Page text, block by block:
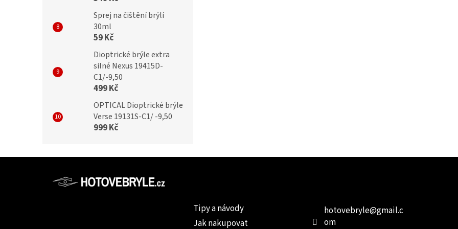
Sprej na čištění brýlí
30ml
59 Kč
Dioptrické brýle extra
silné Nexus 19415D-
C1/-9,50
499 Kč
OPTICAL Dioptrické brýle
Verse 19131S-C1/ -9,50
999 Kč
Tipy a návody
Jak nakupovat
hotovebryle@gmail.c
om